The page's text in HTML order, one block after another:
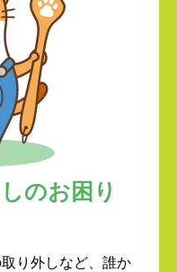
のお困り
り外しなど、誰か